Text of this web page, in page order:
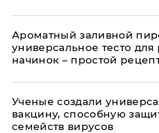
Ароматный заливной
универсальное тесто для
начинок – простой
Ученые создали
вакцину, способную
семейств вирусов